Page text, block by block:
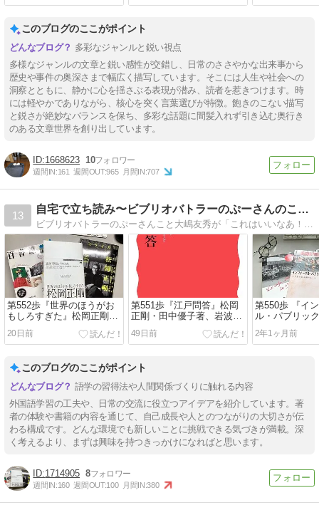
このブログのここがポイント
多彩なジャンルと鋭い視点
多様なジャンルの文章と鋭い感性が交錯し、日常のささやかな出来事から
歴史や事件の奥深さまで幅広く描写しています。そこには人生や社会への
洞察とともに、静かに心を揺さぶる表現が潜み、読者を惹きつけます。時
には軽やかでありながら、核心を突く言葉選びが特徴。飽きのこない描写
と鋭さが絶妙なバランスを保ち、多彩な話題に間髪入れず引き込む奥行き
のある文章世界を創り出しています。
1668623 10
週間IN:161 週間OUT:965 月間IN:707
13
自宅で立ち読み〜ビブリオバトラーのぷーさんのこだわり選書
ビブリオバトラーのぷーさんこと大嶋友秀が「これはいいなあ！」と思った本だけ紹介するブログです。
第552歩『世界のほうがお
もしろすぎた』松岡正剛
著、晶文社
20日前
第551歩『江戸問答』松岡
正剛・田中優子著、岩波新
49日前
第550歩 『イ
ル・パブリッ
人が惹かれる
飯田美樹著、
2年1ヶ月前
このブログのここがポイント
語学の習得法や人間関係づくりに触れる内容
外国語学習の工夫や、日常の交流に役立つアイデアを紹介しています。著
者の体験や書籍の内容を通じて、自己成長や人とのつながりの大切さが伝
わる構成です。どんな環境でも新しいことに挑戦できる気づきが満載。深
く考えるより、まずは興味を持つきっかけになればと思います。
1714905 8
週間IN:160 週間OUT:100 月間IN:380